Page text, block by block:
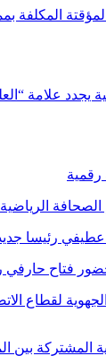
المكلفة
يجدد علامة
رقمية
الرياضية
عطيفي رئيسا
فتاح حارفي
الجهوية لقطاع
المشتركة بين